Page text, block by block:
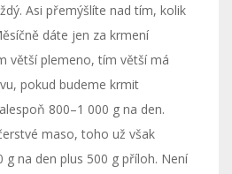
Asi přemýšlíte nad tím, kolik
dáte jen za krmení
větší plemeno, tím větší má
pokud budeme krmit
800–1 000 g na den.
maso, toho už však
na den plus 500 g příloh. Není